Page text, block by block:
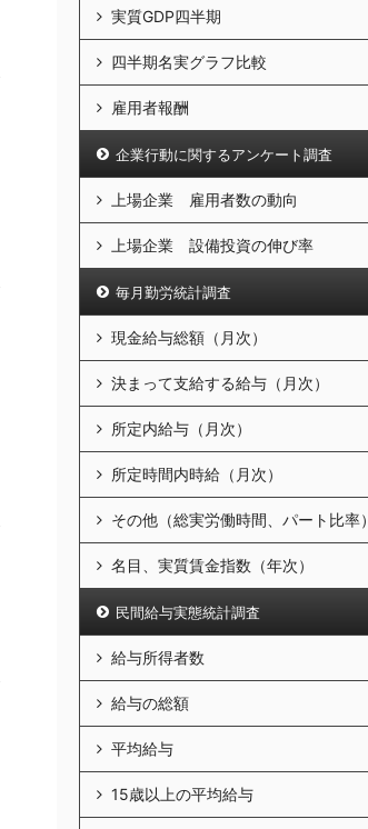
実質GDP四半期
四半期名実グラフ比較
雇用者報酬
企業行動に関するアンケート調査
上場企業 雇用者数の動向
上場企業 設備投資の伸び率
毎月勤労統計調査
現金給与総額（月次）
決まって支給する給与（月次）
所定内給与（月次）
所定時間内時給（月次）
その他（総実労働時間、パート比率）
名目、実質賃金指数（年次）
民間給与実態統計調査
給与所得者数
給与の総額
平均給与
15歳以上の平均給与